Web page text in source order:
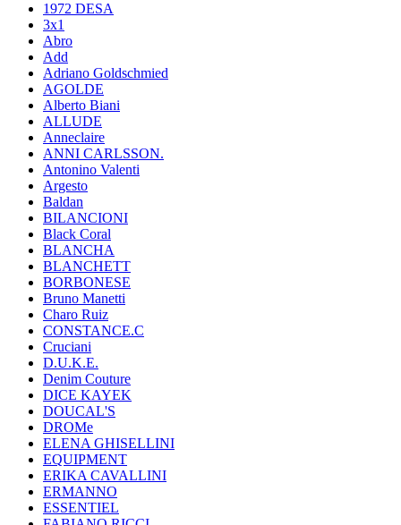
1972 DESA
3x1
Abro
Add
Adriano Goldschmied
AGOLDE
Alberto Biani
ALLUDE
Anneclaire
ANNI CARLSSON.
Antonino Valenti
Argesto
Baldan
BILANCIONI
Black Coral
BLANCHA
BLANCHETT
BORBONESE
Bruno Manetti
Charo Ruiz
CONSTANCE.C
Cruciani
D.U.K.E.
Denim Couture
DICE KAYEK
DOUCAL'S
DROMe
ELENA GHISELLINI
EQUIPMENT
ERIKA CAVALLINI
ERMANNO
ESSENTIEL